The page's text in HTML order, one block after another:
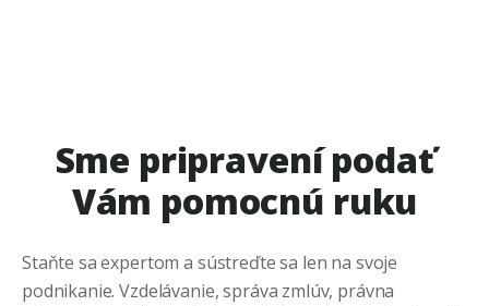
Sme pripravení podať
Vám pomocnú ruku
Staňte sa expertom a sústreďte sa len na svoje
podnikanie. Vzdelávanie, správa zmlúv, právna